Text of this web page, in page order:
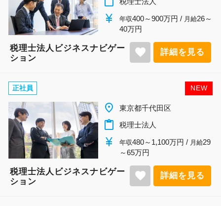
currency_yen 年収400～900万円 / 月給26～
40万円
税理士法人ビジネスナビゲー
ション
favorite 詳細を見る
NEW
正社員
place 東京都千代田区
content_paste 税理士法人
currency_yen 年収480～1,100万円 / 月給29
～65万円
税理士法人ビジネスナビゲー
ション
favorite 詳細を見る